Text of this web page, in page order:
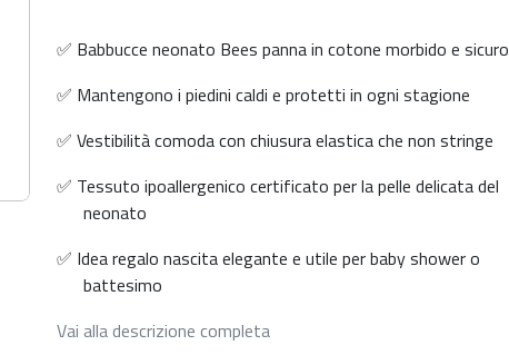
✅ Babbucce neonato Bees panna in cotone morbido e sicuro
✅ Mantengono i piedini caldi e protetti in ogni stagione
✅ Vestibilità comoda con chiusura elastica che non stringe
✅ Tessuto ipoallergenico certificato per la pelle delicata del
neonato
✅ Idea regalo nascita elegante e utile per baby shower o
battesimo
Vai alla descrizione completa